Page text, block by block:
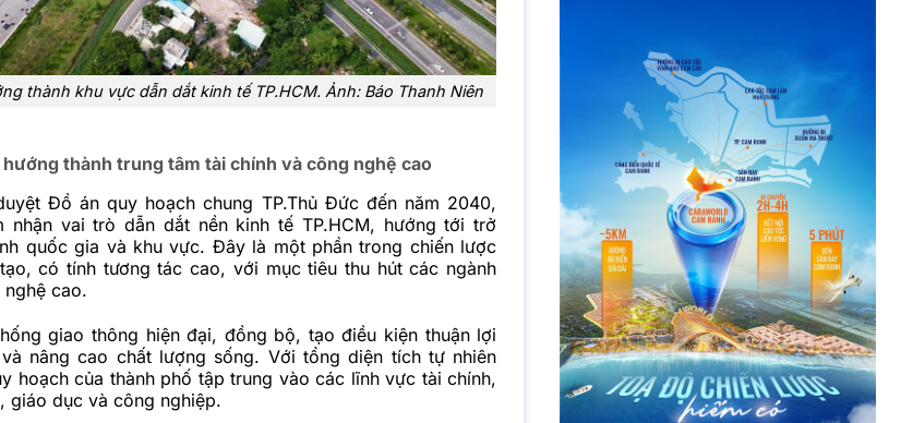
thành khu vực dẫn dắt kinh tế TP.HCM. Ảnh: Báo Thanh Niên
thành trung tâm tài chính và công nghệ cao
Đồ án quy hoạch chung TP.Thủ Đức đến năm 2040,
nhận vai trò dẫn dắt nền kinh tế TP.HCM, hướng tới trở
quốc gia và khu vực. Đây là một phần trong chiến lược
có tính tương tác cao, với mục tiêu thu hút các ngành
cao.
giao thông hiện đại, đồng bộ, tạo điều kiện thuận lợi
nâng cao chất lượng sống. Với tổng diện tích tự nhiên
hoạch của thành phố tập trung vào các lĩnh vực tài chính,
giáo dục và công nghiệp.